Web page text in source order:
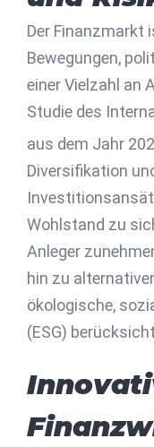
Der Finanzmarkt
Bewegungen,
einer Vielzahl an
Studie des
aus dem Jahr
Diversifikation
Wohlstand zu
Anleger
hin zu
ökologische,
(ESG)